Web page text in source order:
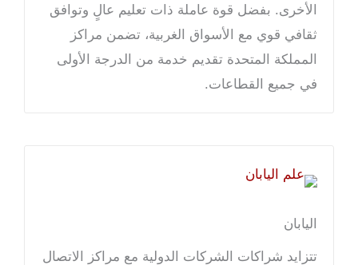
الأخرى. بفضل قوة عاملة ذات تعليم عالٍ وتوافق
ثقافي قوي مع الأسواق الغربية، تضمن مراكز
المملكة المتحدة تقديم خدمة من الدرجة الأولى
في جميع القطاعات.
اليابان
تتزايد شراكات الشركات الدولية مع مراكز الاتصال